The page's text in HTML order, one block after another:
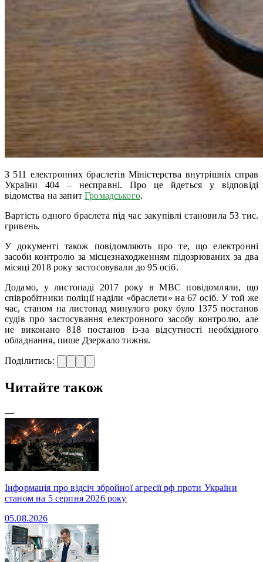
З 511 електронних браслетів Міністерства внутрішніх справ
України 404 – несправні. Про це йдеться у відповіді
відомства на запитГромадського.
Вартість одного браслета під час закупівлі становила 53 тис.
гривень.
У документі також повідомляють про те, що електронні
засоби контролю за місцезнаходженням підозрюваних за два
місяці 2018 року застосовували до 95 осіб.
Додамо, у листопаді 2017 року в МВС повідомляли, що
співробітники поліції наділи «браслети» на 67 осіб. У той же
час, станом на листопад минулого року було 1375 постанов
судів про застосування електронного засобу контролю, але
не виконано 818 постанов із-за відсутності необхідного
обладнання, пише Дзеркало тижня.
Поділитись:
Читайте також
—
Інформація про відсіч збройної агресії рф проти України
станом на 5 серпня 2026 року
05.08.2026